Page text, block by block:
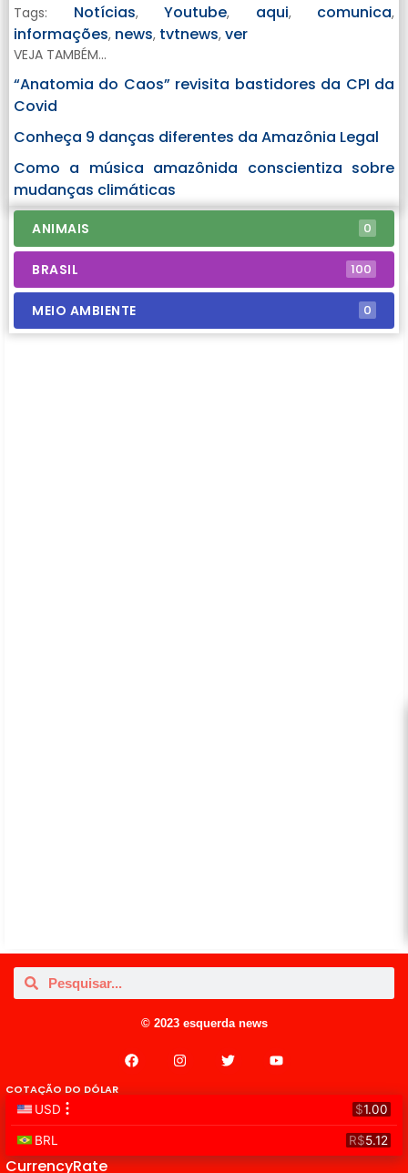
Tags: Notícias, Youtube, aqui, comunica,
informações, news, tvtnews, ver
VEJA TAMBÉM...
“Anatomia do Caos” revisita bastidores da CPI da
Covid
Conheça 9 danças diferentes da Amazônia Legal
Como a música amazônida conscientiza sobre
mudanças climáticas
ANIMAIS 0
BRASIL 100
MEIO AMBIENTE 0
© 2023 esquerda news
COTAÇÃO DO DÓLAR
CurrencyRate